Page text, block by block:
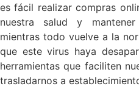
es fácil realizar compras
nuestra salud y
mientras todo vuelve a la
que este virus haya
herramientas que faciliten
trasladarnos a